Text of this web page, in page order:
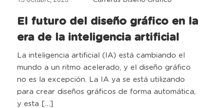
El futuro del diseño gráfico en la
era de la inteligencia artificial
La inteligencia artificial (IA) está cambiando el
mundo a un ritmo acelerado, y el diseño gráfico
no es la excepción. La IA ya se está utilizando
para crear diseños gráficos de forma automática,
y esta […]